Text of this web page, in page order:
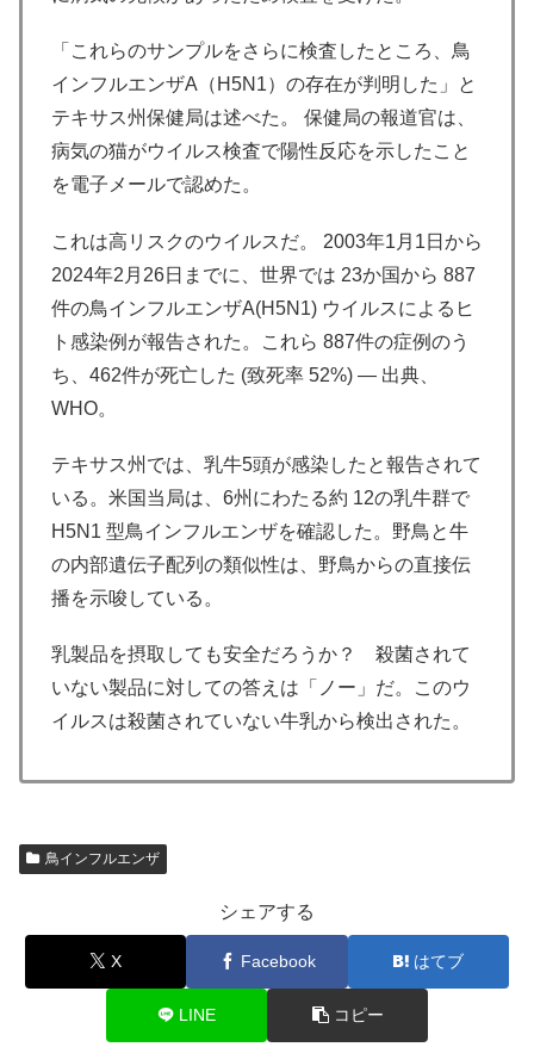
「これらのサンプルをさらに検査したところ、鳥
インフルエンザA（H5N1）の存在が判明した」と
テキサス州保健局は述べた。 保健局の報道官は、
病気の猫がウイルス検査で陽性反応を示したこと
を電子メールで認めた。
これは高リスクのウイルスだ。 2003年1月1日から
2024年2月26日までに、世界では 23か国から 887
件の鳥インフルエンザA(H5N1) ウイルスによるヒ
ト感染例が報告された。これら 887件の症例のう
ち、462件が死亡した (致死率 52%) — 出典、
WHO。
テキサス州では、乳牛5頭が感染したと報告されて
いる。米国当局は、6州にわたる約 12の乳牛群で
H5N1 型鳥インフルエンザを確認した。野鳥と牛
の内部遺伝子配列の類似性は、野鳥からの直接伝
播を示唆している。
乳製品を摂取しても安全だろうか？ 殺菌されて
いない製品に対しての答えは「ノー」だ。このウ
イルスは殺菌されていない牛乳から検出された。
鳥インフルエンザ
シェアする
X Facebook はてブ
LINE コピー